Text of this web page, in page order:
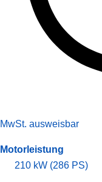
MwSt. ausweisbar
Motorleistung
210 kW (286 PS)